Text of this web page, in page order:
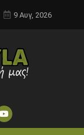
9 Αυγ, 2026